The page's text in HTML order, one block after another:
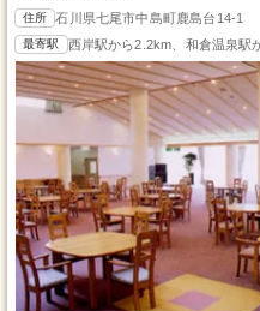
住所 石川県七尾市中島町鹿島台14-1
最寄駅 西岸駅から2.2km、和倉温泉駅